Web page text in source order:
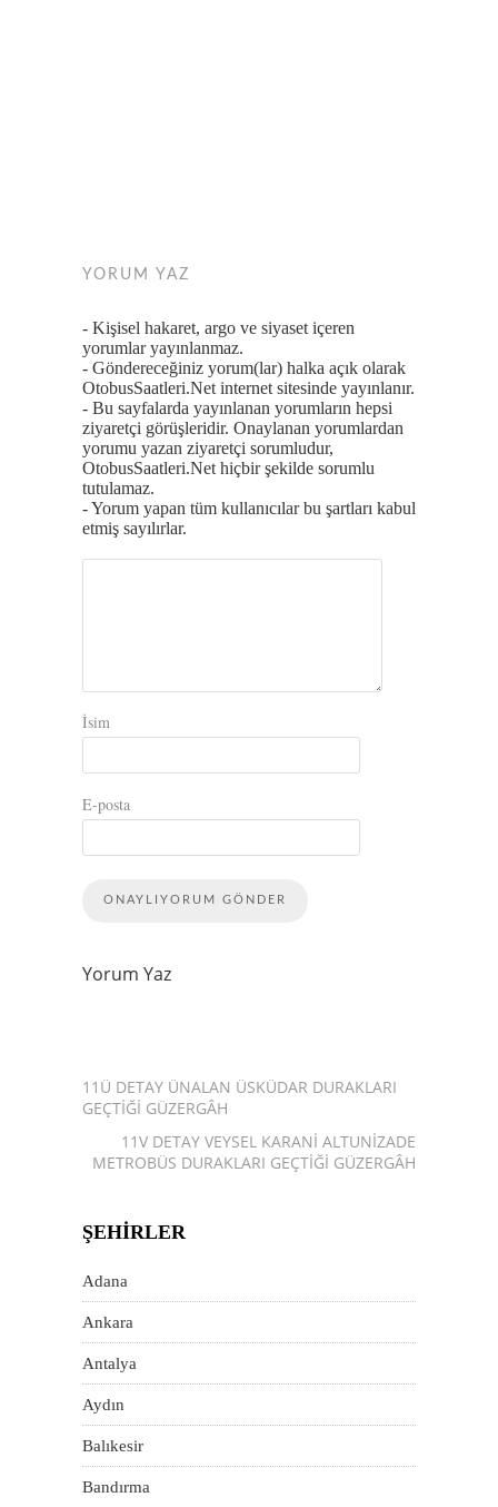
YORUM YAZ
- Kişisel hakaret, argo ve siyaset içeren
yorumlar yayınlanmaz.
- Göndereceğiniz yorum(lar) halka açık olarak
OtobusSaatleri.Net internet sitesinde yayınlanır.
- Bu sayfalarda yayınlanan yorumların hepsi
ziyaretçi görüşleridir. Onaylanan yorumlardan
yorumu yazan ziyaretçi sorumludur,
OtobusSaatleri.Net hiçbir şekilde sorumlu
tutulamaz.
- Yorum yapan tüm kullanıcılar bu şartları kabul
etmiş sayılırlar.
İsim
E-posta
Yorum Yaz
11Ü DETAY ÜNALAN ÜSKÜDAR DURAKLARI
GEÇTIĞI GÜZERGÂH
11V DETAY VEYSEL KARANI ALTUNIZADE
METROBÜS DURAKLARI GEÇTIĞI GÜZERGÂH
ŞEHIRLER
Adana
Ankara
Antalya
Aydın
Balıkesir
Bandırma